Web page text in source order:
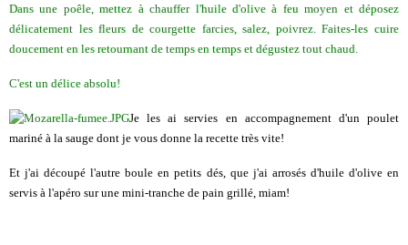
Dans une poêle, mettez à chauffer l'huile d'olive à feu moyen et déposez
délicatement les fleurs de courgette farcies, salez, poivrez. Faites-les cuire
doucement en les retournant de temps en temps et dégustez tout chaud.
C'est un délice absolu!
Je les ai servies en accompagnement d'un poulet
mariné à la sauge dont je vous donne la recette très vite!
Et j'ai découpé l'autre boule en petits dés, que j'ai arrosés d'huile d'olive en
servis à l'apéro sur une mini-tranche de pain grillé, miam!